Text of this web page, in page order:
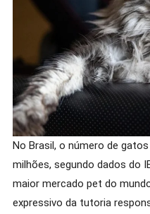
No Brasil, o número de
milhões, segundo dados do
maior mercado pet do
expressivo da tutoria